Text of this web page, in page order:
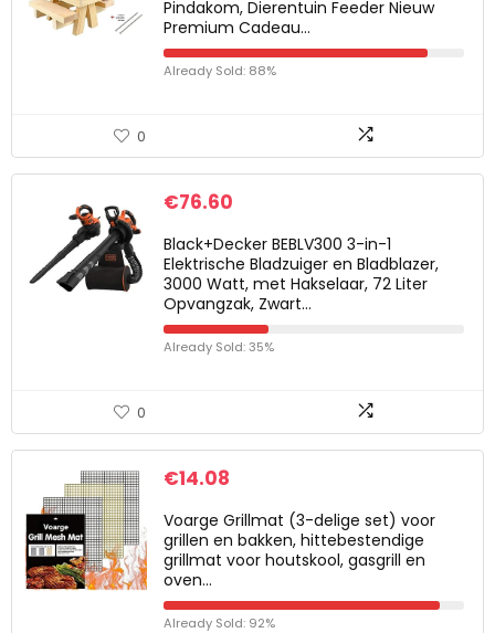
Pindakom, Dierentuin Feeder Nieuw
Premium Cadeau…
Already Sold: 88%
0
€76.60
Black+Decker BEBLV300 3-in-1
Elektrische Bladzuiger en Bladblazer,
3000 Watt, met Hakselaar, 72 Liter
Opvangzak, Zwart…
Already Sold: 35%
0
€14.08
Voarge Grillmat (3-delige set) voor
grillen en bakken, hittebestendige
grillmat voor houtskool, gasgrill en
oven…
Already Sold: 92%